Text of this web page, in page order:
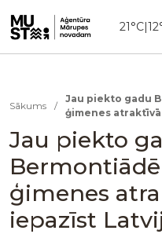
21°C|
Sākums /
Jau piekto gadu
ģimenes
Jau piekto
ģimenes
iepazīst